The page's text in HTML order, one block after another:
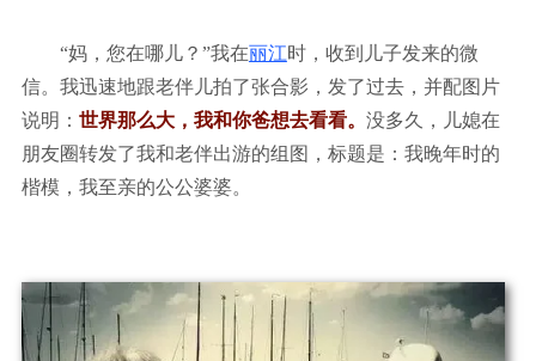
“妈，您在哪儿？”我在丽江时，收到儿子发来的微
信。我迅速地跟老伴儿拍了张合影，发了过去，并配图片
说明： 世界那么大，我和你爸想去看看。 没多久，儿媳在
朋友圈转发了我和老伴出游的组图，标题是：我晚年时的
楷模，我至亲的公公婆婆。